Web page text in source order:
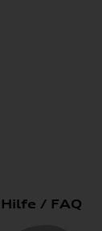
Hilfe / FAQ